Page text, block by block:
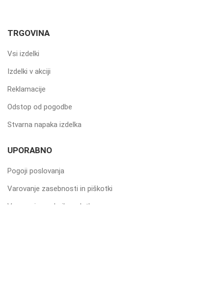
TRGOVINA
Vsi izdelki
Izdelki v akciji
Reklamacije
Odstop od pogodbe
Stvarna napaka izdelka
UPORABNO
Pogoji poslovanja
Varovanje zasebnosti in piškotki
Varovanje osebnih podatkov